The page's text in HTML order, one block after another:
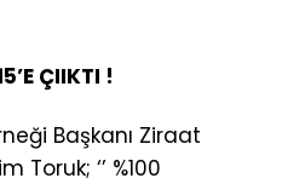
ÇIIKTI !
Başkanı Ziraat
Toruk; ‘’ %100